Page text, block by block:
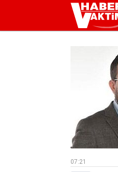
07:21